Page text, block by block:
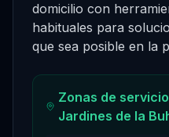
domicilio con
habituales para
que sea posible en la
Zonas de
Jardines de la